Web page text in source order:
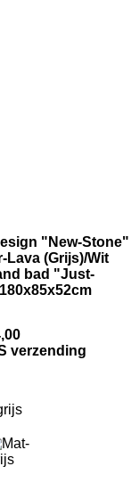
"New-Stone"
Lava (Grijs)/Wit
bad "Just-
verzending